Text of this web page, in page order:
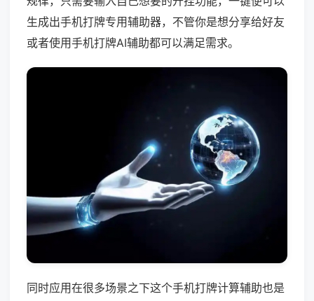
生成出手机打牌专用辅助器，不管你是想分享给好友
或者使用手机打牌AI辅助都可以满足需求。
同时应用在很多场景之下这个手机打牌计算辅助也是